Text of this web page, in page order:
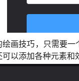
画技巧，只需要
以添加各种元素和